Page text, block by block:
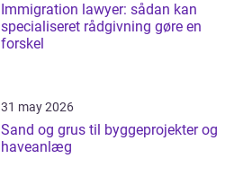
Immigration lawyer: sådan kan
specialiseret rådgivning gøre en
forskel
31 may 2026
Sand og grus til byggeprojekter og
haveanlæg